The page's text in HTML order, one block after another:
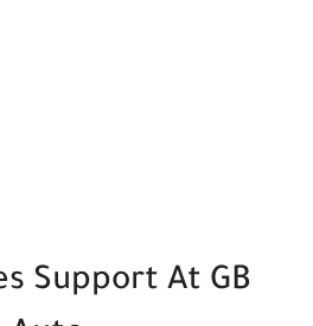
Support At GB